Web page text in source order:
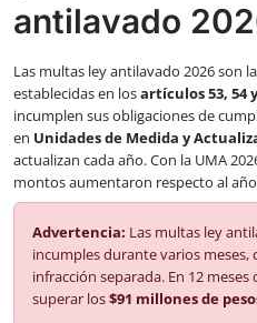
antilavado
Las multas ley antilavado 2026 son
establecidas en losartículos 53, 54
incumplen sus obligaciones de
en Unidades de Medida y
actualizan cada año. Con la UMA
montos aumentaron respecto al
Advertencia: Las multas ley
incumples durante varios meses,
infracción separada. En 12
superar los$91 millones de